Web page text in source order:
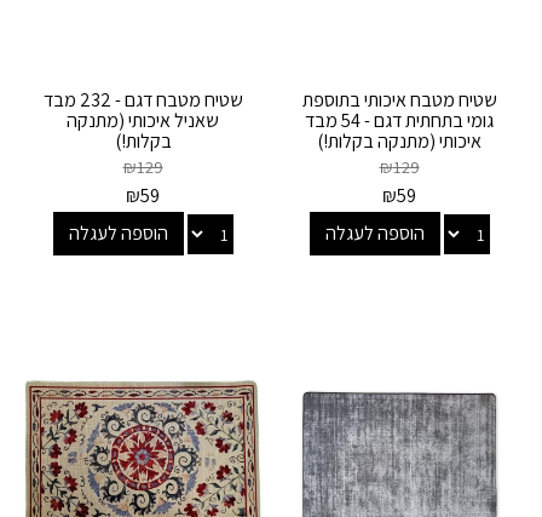
שטיח מטבח איכותי בתוספת
גומי בתחתית דגם - 54 מבד
איכותי (מתנקה בקלות!)
₪129
₪59
הוספה לעגלה
שטיח מטבח דגם - 232 מבד
שאניל איכותי (מתנקה
בקלות!)
₪129
₪59
הוספה לעגלה